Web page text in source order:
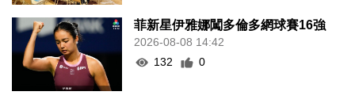
菲新星伊雅娜闖多倫多網球賽16強
2026-08-08 14:42
132
0